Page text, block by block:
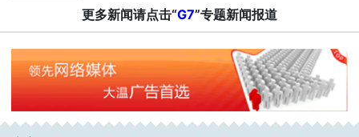
更多新闻请点击“G7”专题新闻报道